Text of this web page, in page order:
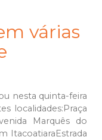
várias
nesta quinta-feira
localidades:Praça
Marquês do
ItacoatiaraEstrada